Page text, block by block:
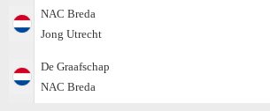
NAC Breda
Jong Utrecht
De Graafschap
NAC Breda